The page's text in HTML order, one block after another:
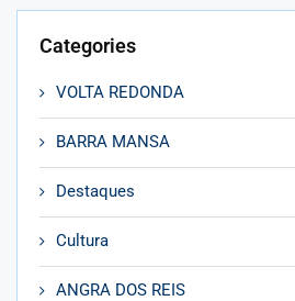
Categories
VOLTA REDONDA
BARRA MANSA
Destaques
Cultura
ANGRA DOS REIS